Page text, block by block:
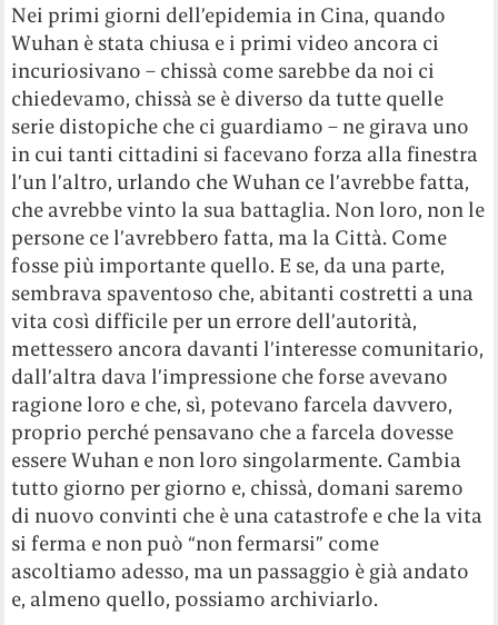
Nei primi giorni dell’epidemia in Cina, quando
Wuhan è stata chiusa e i primi video ancora ci
incuriosivano – chissà come sarebbe da noi ci
chiedevamo, chissà se è diverso da tutte quelle
serie distopiche che ci guardiamo – ne girava uno
in cui tanti cittadini si facevano forza alla finestra
l’un l’altro, urlando che Wuhan ce l’avrebbe fatta,
che avrebbe vinto la sua battaglia. Non loro, non le
persone ce l’avrebbero fatta, ma la Città. Come
fosse più importante quello. E se, da una parte,
sembrava spaventoso che, abitanti costretti a una
vita così difficile per un errore dell’autorità,
mettessero ancora davanti l’interesse comunitario,
dall’altra dava l’impressione che forse avevano
ragione loro e che, sì, potevano farcela davvero,
proprio perché pensavano che a farcela dovesse
essere Wuhan e non loro singolarmente. Cambia
tutto giorno per giorno e, chissà, domani saremo
di nuovo convinti che è una catastrofe e che la vita
si ferma e non può “non fermarsi” come
ascoltiamo adesso, ma un passaggio è già andato
e, almeno quello, possiamo archiviarlo.